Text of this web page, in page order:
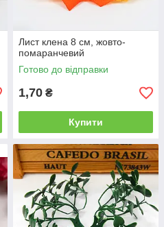
Лист клена 8 см, жовто-
помаранчевий
Готово до відправки
1,70 ₴
Купити